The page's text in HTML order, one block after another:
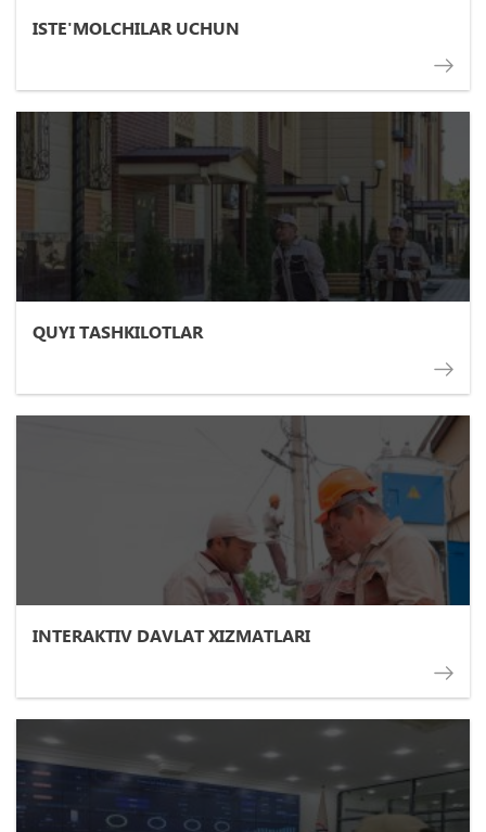
ISTE'MOLCHILAR UCHUN
QUYI TASHKILOTLAR
INTERAKTIV DAVLAT XIZMATLARI